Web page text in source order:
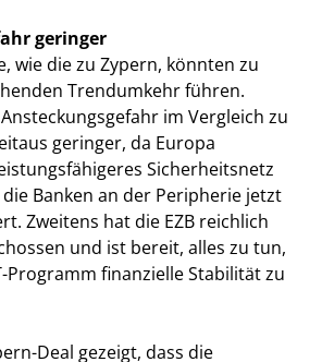
geringer
wie die zu Zypern, könnten zu
Trendumkehr führen.
im Vergleich zu
geringer, da Europa
Sicherheitsnetz
Banken an der Peripherie jetzt
Zweitens hat die EZB reichlich
und ist bereit, alles zu tun,
Programm finanzielle Stabilität zu
Deal gezeigt, dass die